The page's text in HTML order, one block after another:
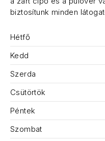
biztosítunk minden
Hétfő
Kedd
Szerda
Csütörtök
Péntek
Szombat